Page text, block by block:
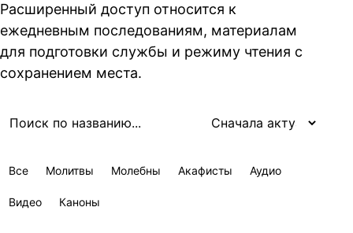
Расширенный доступ относится к
ежедневным последованиям, материалам
для подготовки службы и режиму чтения с
сохранением места.
Все Молитвы Молебны Акафисты Аудио
Видео Каноны